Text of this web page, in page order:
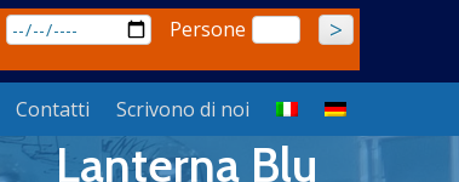
Persone
Contatti Scrivono di noi
Lanterna Blu